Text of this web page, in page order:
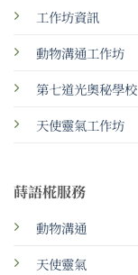
工作坊資訊
動物溝通工作坊
第七道光奧秘學校
天使靈氣工作坊
蒔語椛服務
動物溝通
天使靈氣